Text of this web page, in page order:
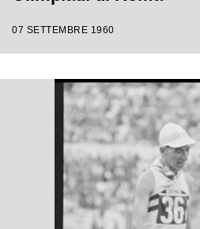
07 SETTEMBRE 1960